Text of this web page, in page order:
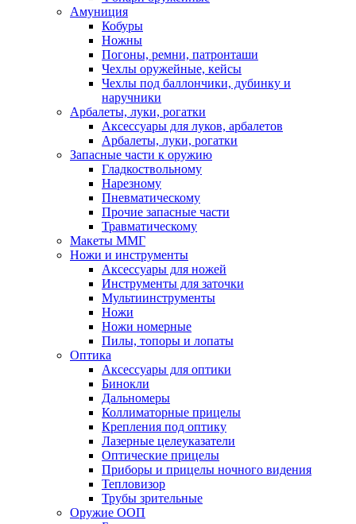
Амуниция
Кобуры
Ножны
Погоны, ремни, патронташи
Чехлы оружейные, кейсы
Чехлы под баллончики, дубинку и
наручники
Арбалеты, луки, рогатки
Аксессуары для луков, арбалетов
Арбалеты, луки, рогатки
Запасные части к оружию
Гладкоствольному
Нарезному
Пневматическому
Прочие запасные части
Травматическому
Макеты ММГ
Ножи и инструменты
Аксессуары для ножей
Инструменты для заточки
Мультиинструменты
Ножи
Ножи номерные
Пилы, топоры и лопаты
Оптика
Аксессуары для оптики
Бинокли
Дальномеры
Коллиматорные прицелы
Крепления под оптику
Лазерные целеуказатели
Оптические прицелы
Приборы и прицелы ночного видения
Тепловизор
Трубы зрительные
Оружие ООП